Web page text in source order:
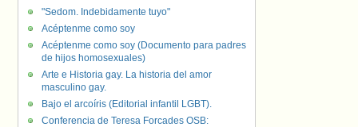
"Sedom. Indebidamente tuyo"
Acéptenme como soy
Acéptenme como soy (Documento para padres
de hijos homosexuales)
Arte e Historia gay. La historia del amor
masculino gay.
Bajo el arcoíris (Editorial infantil LGBT).
Conferencia de Teresa Forcades OSB: